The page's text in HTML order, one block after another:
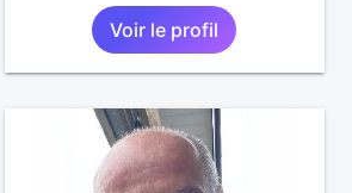
Voir le profil